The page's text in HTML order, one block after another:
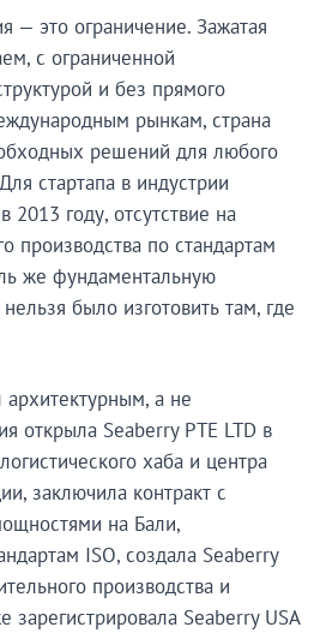
— это ограничение. Зажатая
с ограниченной
и без прямого
рынкам, страна
решений для любого
стартапа в индустрии
2013 году, отсутствие на
производства по стандартам
же фундаментальную
было изготовить там, где
а не
открыла Seaberry PTE LTD в
хаба и центра
заключила контракт с
на Бали,
ISO, создала Seaberry
производства и
зарегистрировала Seaberry USA